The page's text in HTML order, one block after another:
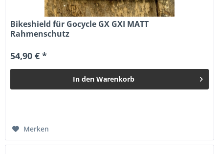
Bikeshield für Gocycle GX GXI MATT
Rahmenschutz
54,90 € *
In den Warenkorb
Merken